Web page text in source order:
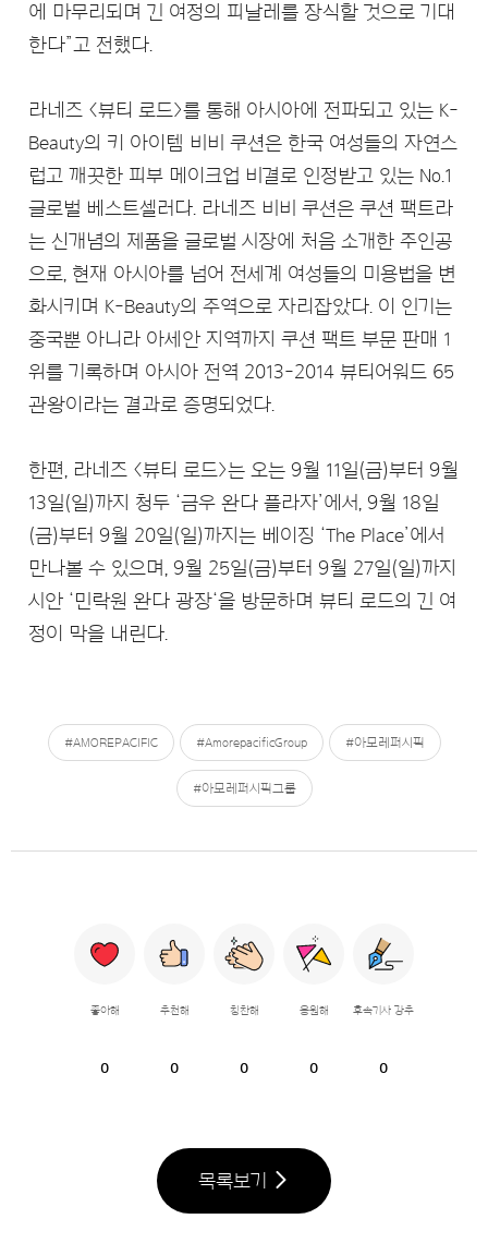
에 마무리되며 긴 여정의 피날레를 장식할 것으로 기대
한다”고 전했다.
라네즈 <뷰티 로드>를 통해 아시아에 전파되고 있는 K-
Beauty의 키 아이템 비비 쿠션은 한국 여성들의 자연스
럽고 깨끗한 피부 메이크업 비결로 인정받고 있는 No.1
글로벌 베스트셀러다. 라네즈 비비 쿠션은 쿠션 팩트라
는 신개념의 제품을 글로벌 시장에 처음 소개한 주인공
으로, 현재 아시아를 넘어 전세계 여성들의 미용법을 변
화시키며 K-Beauty의 주역으로 자리잡았다. 이 인기는
중국뿐 아니라 아세안 지역까지 쿠션 팩트 부문 판매 1
위를 기록하며 아시아 전역 2013-2014 뷰티어워드 65
관왕이라는 결과로 증명되었다.
한편, 라네즈 <뷰티 로드>는 오는 9월 11일(금)부터 9월
13일(일)까지 청두 ‘금우 완다 플라자’에서, 9월 18일
(금)부터 9월 20일(일)까지는 베이징 ‘The Place’에서
만나볼 수 있으며, 9월 25일(금)부터 9월 27일(일)까지
시안 ‘민락원 완다 광장‘을 방문하며 뷰티 로드의 긴 여
정이 막을 내린다.
#AMOREPACIFIC #AmorepacificGroup #아모레퍼시픽
#아모레퍼시픽그룹
좋아해
0
추천해
0
칭찬해
0
응원해
0
후속기사 강추
0
목록보기